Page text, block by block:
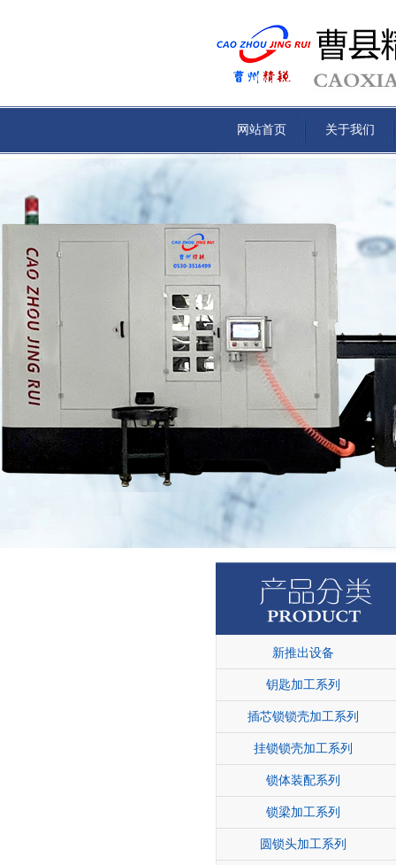
网站首页 关于我们
新推出设备
钥匙加工系列
插芯锁锁壳加工系列
挂锁锁壳加工系列
锁体装配系列
锁梁加工系列
圆锁头加工系列